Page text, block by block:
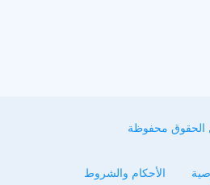
محفوظة
الأحكام والشروط